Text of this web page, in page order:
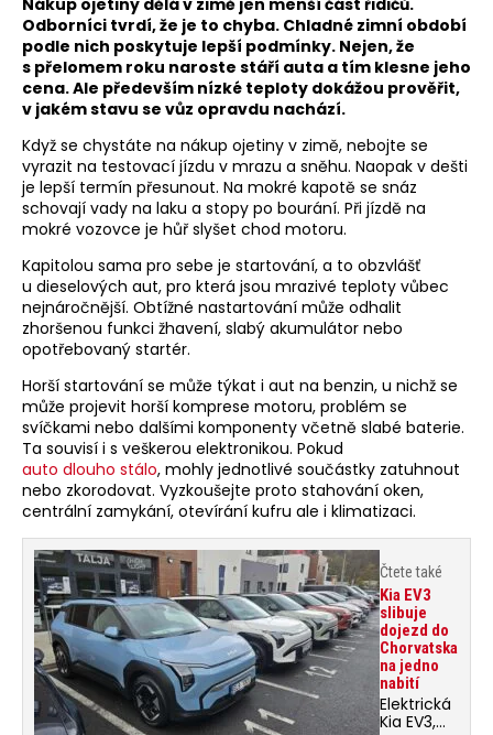
Odborníci tvrdí, že je to chyba. Chladné zimní období
podle nich poskytuje lepší podmínky. Nejen, že
s přelomem roku naroste stáří auta a tím klesne jeho
cena. Ale především nízké teploty dokážou prověřit,
v jakém stavu se vůz opravdu nachází.
Když se chystáte na nákup ojetiny v zimě, nebojte se
vyrazit na testovací jízdu v mrazu a sněhu. Naopak v dešti
je lepší termín přesunout. Na mokré kapotě se snáz
schovají vady na laku a stopy po bourání. Při jízdě na
mokré vozovce je hůř slyšet chod motoru.
Kapitolou sama pro sebe je startování, a to obzvlášť
u dieselových aut, pro která jsou mrazivé teploty vůbec
nejnáročnější. Obtížné nastartování může odhalit
zhoršenou funkci žhavení, slabý akumulátor nebo
opotřebovaný startér.
Horší startování se může týkat i aut na benzin, u nichž se
může projevit horší komprese motoru, problém se
svíčkami nebo dalšími komponenty včetně slabé baterie.
Ta souvisí i s veškerou elektronikou. Pokud
auto dlouho stálo, mohly jednotlivé součástky zatuhnout
nebo zkorodovat. Vyzkoušejte proto stahování oken,
centrální zamykání, otevírání kufru ale i klimatizaci.
Čtete také
Kia EV3
slibuje
dojezd do
Chorvatska
na jedno
nabití
Elektrická
Kia EV3,